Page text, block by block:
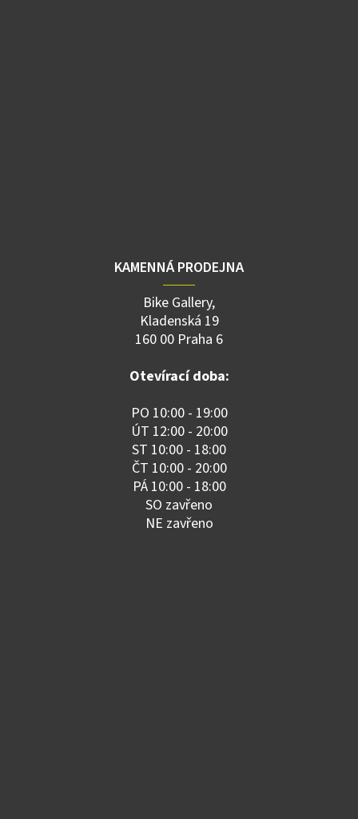
KAMENNÁ PRODEJNA
Bike Gallery,
Kladenská 19
160 00 Praha 6
Otevírací doba:
PO 10:00 - 19:00
ÚT 12:00 - 20:00
ST 10:00 - 18:00
ČT 10:00 - 20:00
PÁ 10:00 - 18:00
SO zavřeno
NE zavřeno